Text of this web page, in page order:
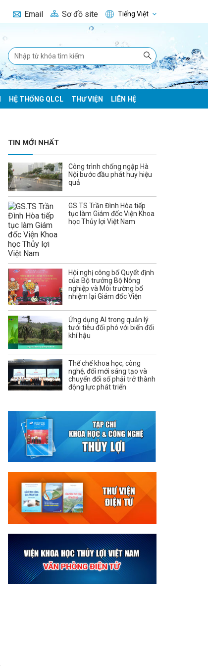
Email Sơ đồ site Tiếng Việt
HỆ THỐNG QLCL THƯ VIỆN LIÊN HỆ
TIN MỚI NHẤT
Công trình chống ngập Hà
Nội bước đầu phát huy hiệu
quả
GS.TS Trần Đình Hòa tiếp
tục làm Giám đốc Viện Khoa
học Thủy lợi Việt Nam
Hội nghị công bố Quyết định
của Bộ trưởng Bộ Nông
nghiệp và Môi trường bổ
nhiệm lại Giám đốc Viện
Ứng dụng AI trong quản lý
tưới tiêu đối phó với biến đổi
khí hậu
Thể chế khoa học, công
nghệ, đổi mới sáng tạo và
chuyển đổi số phải trở thành
động lực phát triển